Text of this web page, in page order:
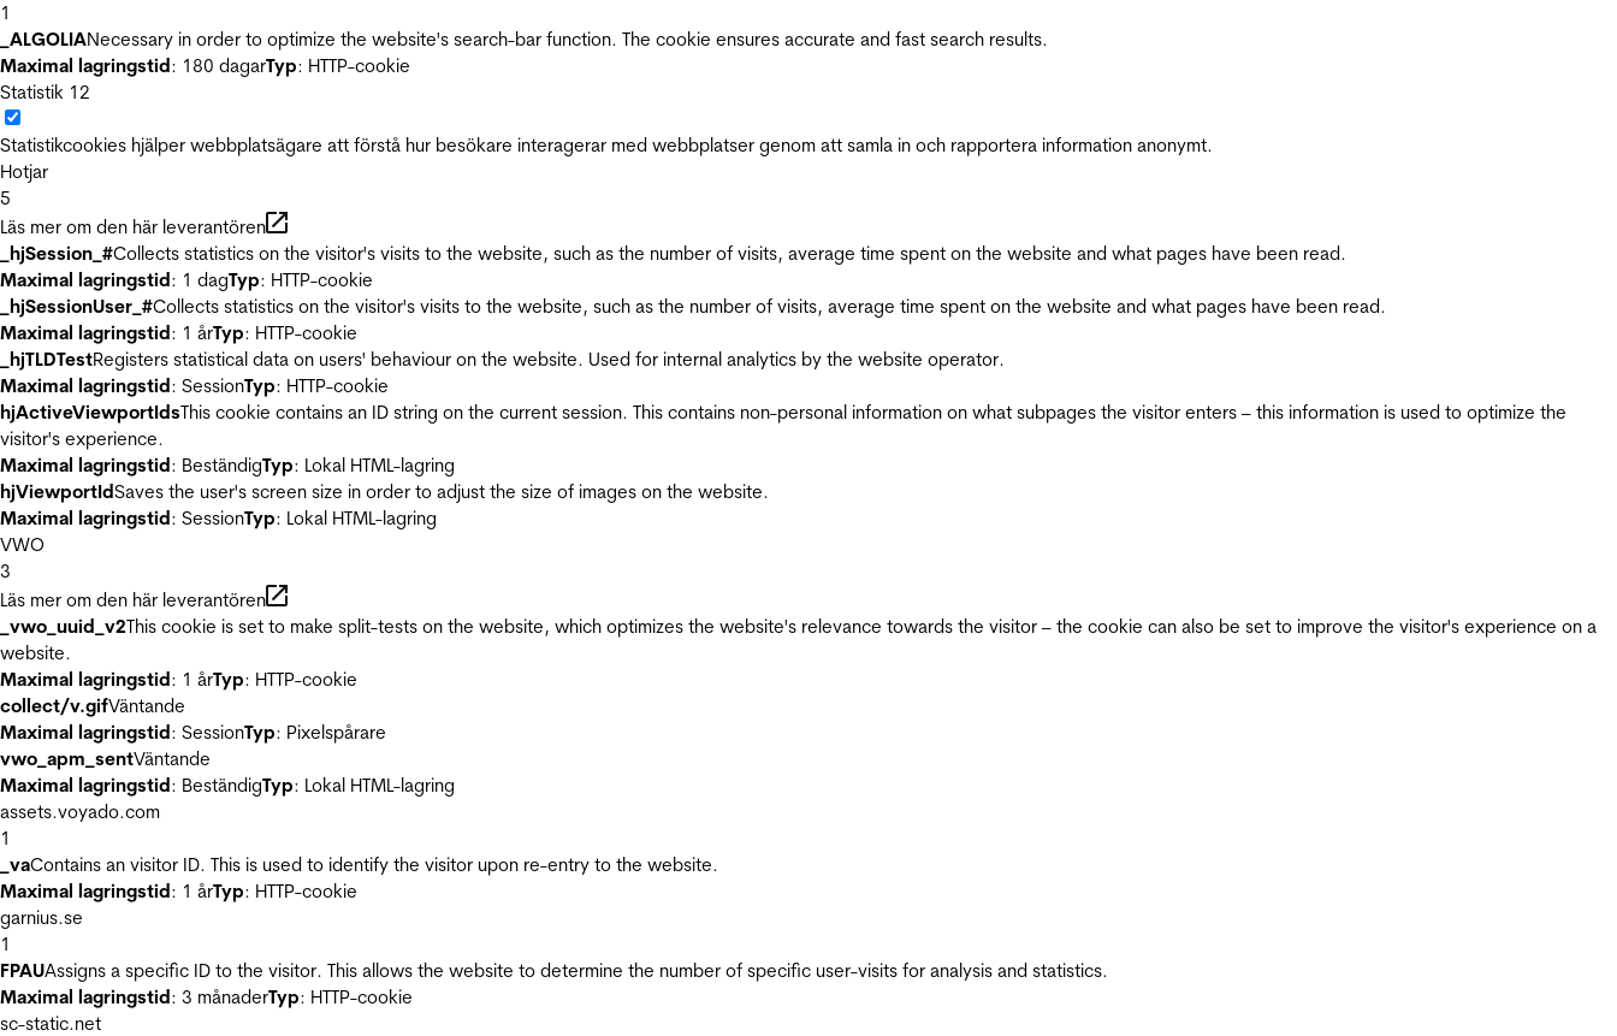
1
_ALGOLIANecessary in order to optimize the website's search-bar function. The cookie ensures accurate and fast search results.
Maximal lagringstid: 180 dagarTyp: HTTP-cookie
Statistik 12
Statistikcookies hjälper webbplatsägare att förstå hur besökare interagerar med webbplatser genom att samla in och rapportera information anonymt.
Hotjar
5
Läs mer om den här leverantören
_hjSession_#Collects statistics on the visitor's visits to the website, such as the number of visits, average time spent on the website and what pages have been read.
Maximal lagringstid: 1 dagTyp: HTTP-cookie
_hjSessionUser_#Collects statistics on the visitor's visits to the website, such as the number of visits, average time spent on the website and what pages have been read.
Maximal lagringstid: 1 årTyp: HTTP-cookie
_hjTLDTestRegisters statistical data on users' behaviour on the website. Used for internal analytics by the website operator.
Maximal lagringstid: SessionTyp: HTTP-cookie
hjActiveViewportIdsThis cookie contains an ID string on the current session. This contains non-personal information on what subpages the visitor enters – this information is used to optimize the
visitor's experience.
Maximal lagringstid: BeständigTyp: Lokal HTML-lagring
hjViewportIdSaves the user's screen size in order to adjust the size of images on the website.
Maximal lagringstid: SessionTyp: Lokal HTML-lagring
VWO
3
Läs mer om den här leverantören
_vwo_uuid_v2This cookie is set to make split-tests on the website, which optimizes the website's relevance towards the visitor – the cookie can also be set to improve the visitor's experience on a
website.
Maximal lagringstid: 1 årTyp: HTTP-cookie
collect/v.gifVäntande
Maximal lagringstid: SessionTyp: Pixelspårare
vwo_apm_sentVäntande
Maximal lagringstid: BeständigTyp: Lokal HTML-lagring
assets.voyado.com
1
_vaContains an visitor ID. This is used to identify the visitor upon re-entry to the website.
Maximal lagringstid: 1 årTyp: HTTP-cookie
garnius.se
1
FPAUAssigns a specific ID to the visitor. This allows the website to determine the number of specific user-visits for analysis and statistics.
Maximal lagringstid: 3 månaderTyp: HTTP-cookie
sc-static.net